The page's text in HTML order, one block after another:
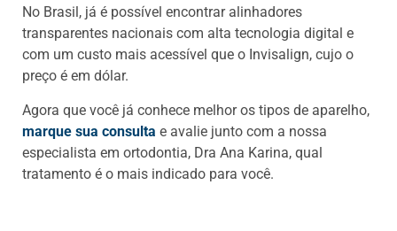
No Brasil, já é possível encontrar alinhadores
transparentes nacionais com alta tecnologia digital e
com um custo mais acessível que o Invisalign, cujo o
preço é em dólar.
Agora que você já conhece melhor os tipos de aparelho,
marque sua consulta e avalie junto com a nossa
especialista em ortodontia, Dra Ana Karina, qual
tratamento é o mais indicado para você.